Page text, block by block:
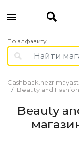
По алфавиту
Beauty and
Beauty